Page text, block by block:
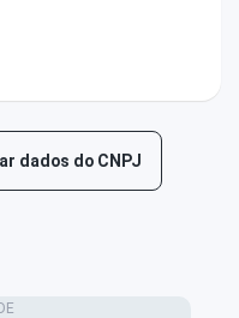
dados do CNPJ